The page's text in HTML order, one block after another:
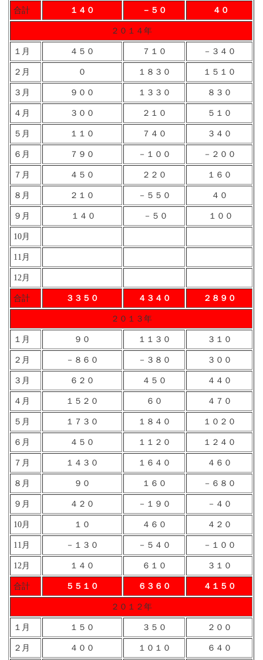
合計 １４０ －５０ ４０
２０１４年
１月 ４５０ ７１０ －３４０
２月 ０ １８３０ １５１０
３月 ９００ １３３０ ８３０
４月 ３００ ２１０ ５１０
５月 １１０ ７４０ ３４０
６月 ７９０ －１００ －２００
７月 ４５０ ２２０ １６０
８月 ２１０ －５５０ ４０
９月 １４０ －５０ １００
10月
11月
12月
合計 ３３５０ ４３４０ ２８９０
２０１３年
１月 ９０ １１３０ ３１０
２月 －８６０ －３８０ ３００
３月 ６２０ ４５０ ４４０
４月 １５２０ ６０ ４７０
５月 １７３０ １８４０ １０２０
６月 ４５０ １１２０ １２４０
７月 １４３０ １６４０ ４６０
８月 ９０ １６０ －６８０
９月 ４２０ －１９０ －４０
10月 １０ ４６０ ４２０
11月 －１３０ －５４０ －１００
12月 １４０ ６１０ ３１０
合計 ５５１０ ６３６０ ４１５０
２０１２年
１月 １５０ ３５０ ２００
２月 ４００ １０１０ ６４０